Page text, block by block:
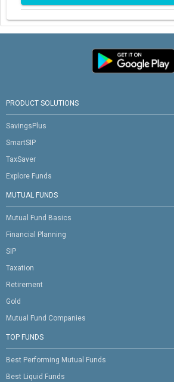
PRODUCT SOLUTIONS
SavingsPlus
SmartSIP
TaxSaver
Explore Funds
MUTUAL FUNDS
Mutual Fund Basics
Financial Planning
SIP
Taxation
Retirement
Gold
Mutual Fund Companies
TOP FUNDS
Best Performing Mutual Funds
Best Liquid Funds